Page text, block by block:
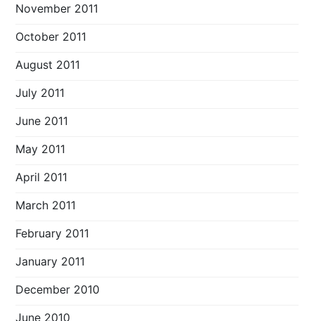
November 2011
October 2011
August 2011
July 2011
June 2011
May 2011
April 2011
March 2011
February 2011
January 2011
December 2010
June 2010